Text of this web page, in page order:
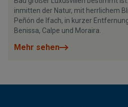
inmitten der Natur, mit herrlichem
Peñón de Ifach, in kurzer
Benissa, Calpe und Moraira.
Mehr sehen